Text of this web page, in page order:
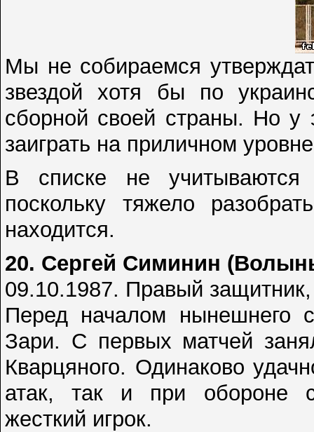
Мы не собираемся
звездой хотя бы по
сборной своей страны. Но у
заиграть на приличном
В списке не
поскольку тяжело
находится.
20. Сергей Симинин
09.10.1987. Правый
Перед началом нынешнего
Зари. С первых матчей
Кварцяного. Одинаково
атак, так и при обороне
жесткий игрок.